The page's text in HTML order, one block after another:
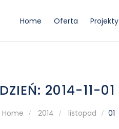
Home Oferta Projekty
DZIEŃ: 2014-11-01
Home 2014 listopad 01